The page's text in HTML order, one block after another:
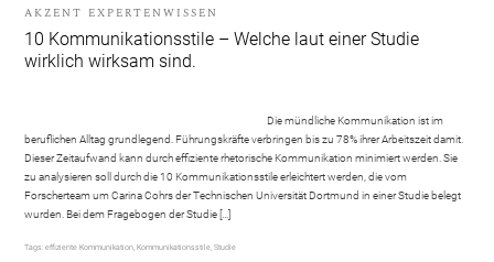
AKZENT EXPERTENWISSEN
10 Kommunikationsstile – Welche laut einer Studie
wirklich wirksam sind.
Die mündliche Kommunikation ist im
beruflichen Alltag grundlegend. Führungskräfte verbringen bis zu 78% ihrer Arbeitszeit damit.
Dieser Zeitaufwand kann durch effiziente rhetorische Kommunikation minimiert werden. Sie
zu analysieren soll durch die 10 Kommunikationsstile erleichtert werden, die vom
Forscherteam um Carina Cohrs der Technischen Universität Dortmund in einer Studie belegt
wurden. Bei dem Fragebogen der Studie […]
Tags:effiziente Kommunikation, Kommunikationsstile,Studie